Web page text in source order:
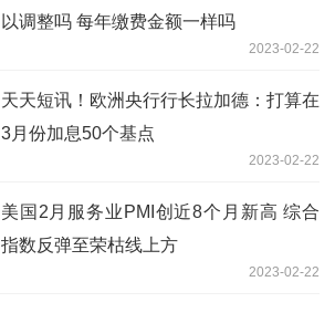
以调整吗 每年缴费金额一样吗
2023-02-22
天天短讯！欧洲央行行长拉加德：打算在
3月份加息50个基点
2023-02-22
美国2月服务业PMI创近8个月新高 综合
指数反弹至荣枯线上方
2023-02-22